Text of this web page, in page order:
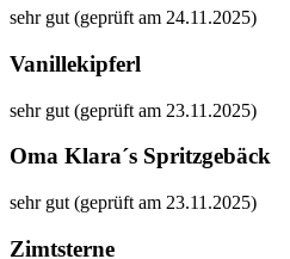
sehr gut (geprüft am 24.11.2025)
Vanillekipferl
sehr gut (geprüft am 23.11.2025)
Oma Klara´s Spritzgebäck
sehr gut (geprüft am 23.11.2025)
Zimtsterne